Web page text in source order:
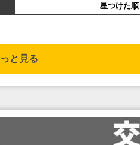
星つけた順
と見る